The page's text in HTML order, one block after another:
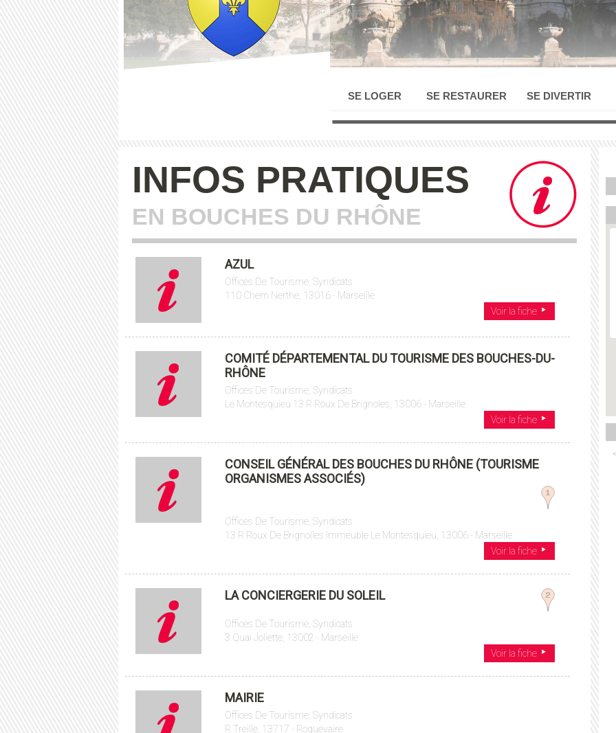
SE LOGER SE RESTAURER SE DIVERTIR
INFOS PRATIQUES
EN BOUCHES DU RHÔNE
AZUL
Offices De Tourisme, Syndicats
110 Chem Nerthe, 13016 - Marseille
Voir la fiche
COMITÉ DÉPARTEMENTAL DU TOURISME DES BOUCHES-DU-
RHÔNE
Offices De Tourisme, Syndicats
Le Montesquieu 13 R Roux De Brignoles, 13006 - Marseille
Voir la fiche
CONSEIL GÉNÉRAL DES BOUCHES DU RHÔNE (TOURISME
ORGANISMES ASSOCIÉS)
Offices De Tourisme, Syndicats
13 R Roux De Brignolles Immeuble Le Montesquieu, 13006 - Marseille
Voir la fiche
LA CONCIERGERIE DU SOLEIL
Offices De Tourisme, Syndicats
3 Quai Joliette, 13002 - Marseille
Voir la fiche
MAIRIE
Offices De Tourisme, Syndicats
R Treille, 13717 - Roquevaire